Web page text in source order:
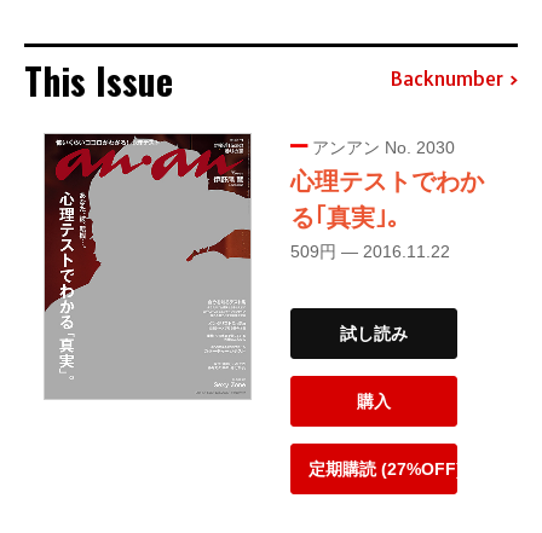
This Issue Backnumber
アンアン No. 2030
心理テストでわか
る｢真実｣。
509円 — 2016.11.22
試し読み
購入
定期購読 (27%OFF)